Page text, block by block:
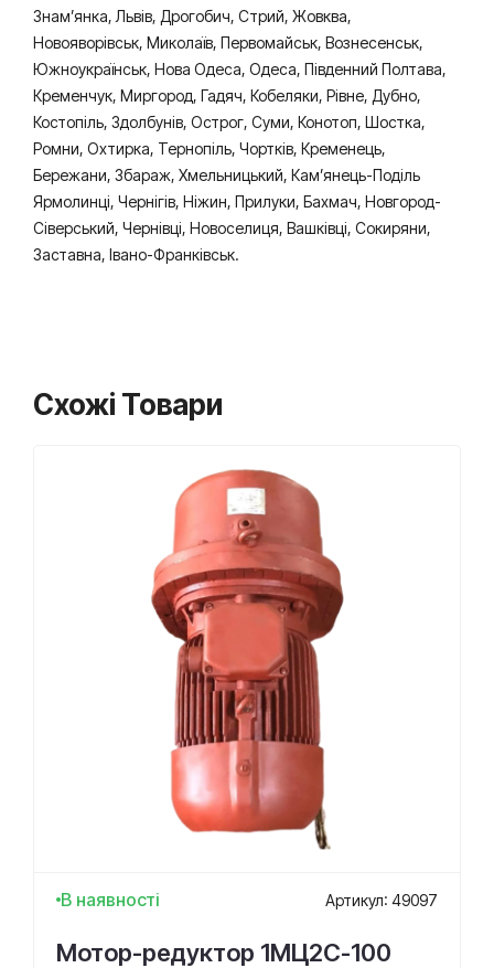
Знам’янка, Львів, Дрогобич, Стрий, Жовква,
Новояворівськ, Миколаїв, Первомайськ, Вознесенськ,
Южноукраїнськ, Нова Одеса, Одеса, Південний Полтава,
Кременчук, Миргород, Гадяч, Кобеляки, Рівне, Дубно,
Костопіль, Здолбунів, Острог, Суми, Конотоп, Шостка,
Ромни, Охтирка, Тернопіль, Чортків, Кременець,
Бережани, Збараж, Хмельницький, Кам’янець-Поділь
Ярмолинці, Чернігів, Ніжин, Прилуки, Бахмач, Новгород-
Сіверський, Чернівці, Новоселиця, Вашківці, Сокиряни,
Заставна, Івано-Франківськ.
Схожі Товари
В наявності Артикул: 49097
Мотор-редуктор 1МЦ2С-100